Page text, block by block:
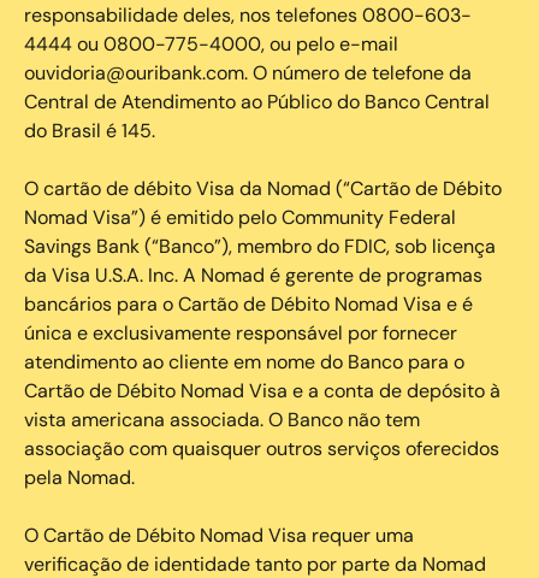
responsabilidade deles, nos telefones 0800-603-
4444 ou 0800-775-4000, ou pelo e-mail
ouvidoria@ouribank.com. O número de telefone da
Central de Atendimento ao Público do Banco Central
do Brasil é 145.
O cartão de débito Visa da Nomad (“Cartão de Débito
Nomad Visa”) é emitido pelo Community Federal
Savings Bank (“Banco”), membro do FDIC, sob licença
da Visa U.S.A. Inc. A Nomad é gerente de programas
bancários para o Cartão de Débito Nomad Visa e é
única e exclusivamente responsável por fornecer
atendimento ao cliente em nome do Banco para o
Cartão de Débito Nomad Visa e a conta de depósito à
vista americana associada. O Banco não tem
associação com quaisquer outros serviços oferecidos
pela Nomad.
O Cartão de Débito Nomad Visa requer uma
verificação de identidade tanto por parte da Nomad